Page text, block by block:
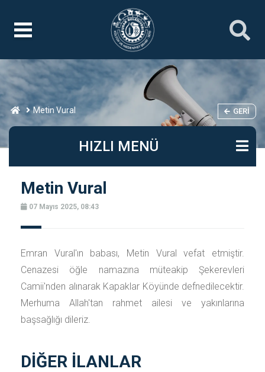
Metin Vural GERI
HIZLI MENÜ
Metin Vural
07 Mayıs 2025, 08:43
Emran Vural'ın babası, Metin Vural vefat etmiştir.
Cenazesi öğle namazına müteakip Şekerevleri
Camii'nden alınarak Kapaklar Köyünde defnedilecektir.
Merhuma Allah'tan rahmet ailesi ve yakınlarına
başsağlığı dileriz.
DİĞER İLANLAR